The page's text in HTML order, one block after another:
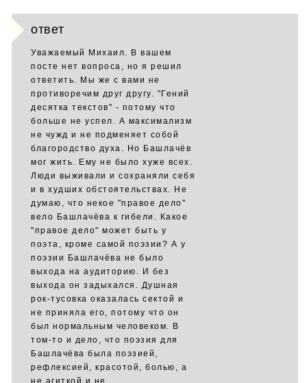
ответ
Уважаемый Михаил. В вашем
посте нет вопроса, но я решил
ответить. Мы же с вами не
противоречим друг другу. "Гений
десятка текстов" - потому что
больше не успел. А максимализм
не чужд и не подменяет собой
благородство духа. Но Башлачёв
мог жить. Ему не было хуже всех.
Люди выживали и сохраняли себя
и в худших обстоятельствах. Не
думаю, что некое "правое дело"
вело Башлачёва к гибели. Какое
"правое дело" может быть у
поэта, кроме самой поэзии? А у
поэзии Башлачёва не было
выхода на аудиторию. И без
выхода он задыхался. Душная
рок-тусовка оказалась сектой и
не приняла его, потому что он
был нормальным человеком. В
том-то и дело, что поэзия для
Башлачёва была поэзией,
рефлексией, красотой, болью, а
не агиткой и не